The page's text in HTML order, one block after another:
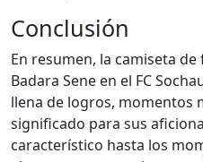
Conclusión
En resumen, la camiseta
Badara Sene en el FC
llena de logros, momentos
significado para sus
característico hasta los